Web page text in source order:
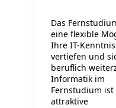
Das
eine flexible
Ihre IT-
vertiefen und
beruflich
Informatik im
Fernstudium ist
attraktive